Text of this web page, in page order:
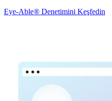
Eye-Able® Denetimini Keşfedin